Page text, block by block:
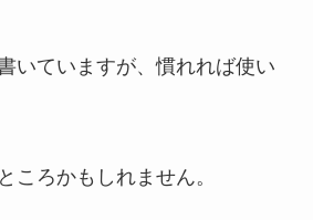
いていますが、慣れれば使い
ころかもしれません。